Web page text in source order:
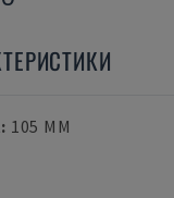
: 105 MM